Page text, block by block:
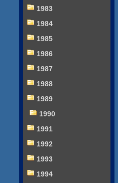
1983
1984
1985
1986
1987
1988
1989
1990
1991
1992
1993
1994